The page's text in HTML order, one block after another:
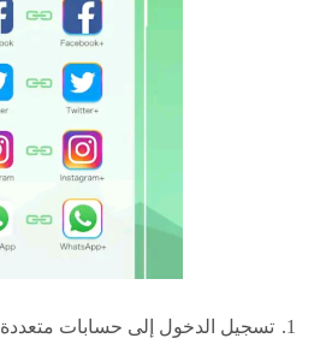
تسجيل الدخول إلى حسابات متعددة